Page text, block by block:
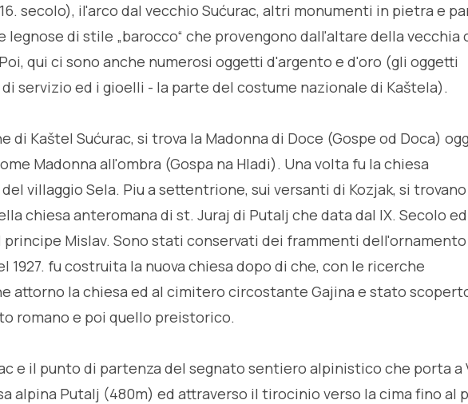
secolo), il'arco dal vecchio Sućurac, altri monumenti in pietra e
legnose di stile „barocco“ che provengono dall'altare della vecchia
qui ci sono anche numerosi oggetti d'argento e d'oro (gli oggetti
servizio ed i gioelli - la parte del costume nazionale di Kaštela).
di Kaštel Sućurac, si trova la Madonna di Doce (Gospe od Doca)
Madonna all'ombra (Gospa na Hladi). Una volta fu la chiesa
villaggio Sela. Piu a settentrione, sui versanti di Kozjak, si
chiesa anteromana di st. Juraj di Putalj che data dal IX. Secolo
principe Mislav. Sono stati conservati dei frammenti dell'ornamento
1927. fu costruita la nuova chiesa dopo di che, con le ricerche
attorno la chiesa ed al cimitero circostante Gajina e stato
romano e poi quello preistorico.
e il punto di partenza del segnato sentiero alpinistico che porta a
alpina Putalj (480m) ed attraverso il tirocinio verso la cima fino al